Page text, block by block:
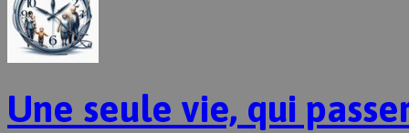
Une seule vie, qui